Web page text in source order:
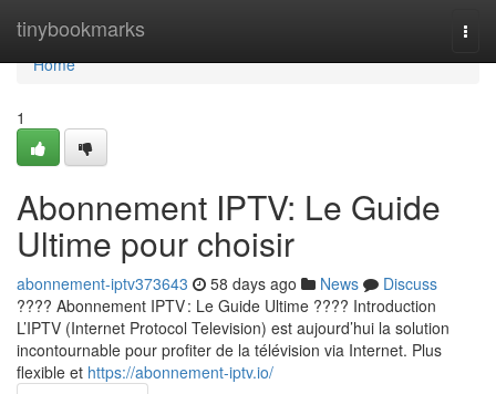
tinybookmarks
Home
Home
1
Abonnement IPTV: Le Guide
Ultime pour choisir
abonnement-iptv373643 58 days ago News
Discuss
???? Abonnement IPTV : Le Guide Ultime ???? Introduction
L’IPTV (Internet Protocol Television) est aujourd’hui la solution
incontournable pour profiter de la télévision via Internet. Plus
flexible et https://abonnement-iptv.io/